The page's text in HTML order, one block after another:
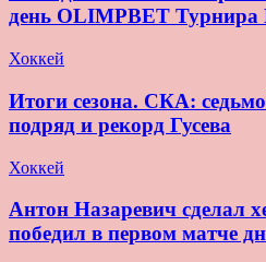
день OLIMPBET
Хоккей
Итоги сезона. СКА:
подряд и рекорд Гусева
Хоккей
Антон Назаревич сделал
победил в первом матче